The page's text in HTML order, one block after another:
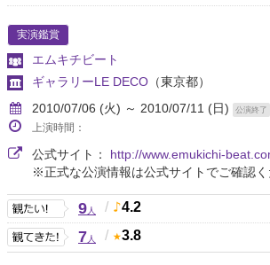
実演鑑賞
エムキチビート
ギャラリーLE DECO （東京都）
2010/07/06 (火) ～ 2010/07/11 (日)
公演終了
上演時間：
公式サイト： http://www.emukichi-
※正式な公演情報は公式サイトでご確認く
9人 / 4.2
7人 / 3.8